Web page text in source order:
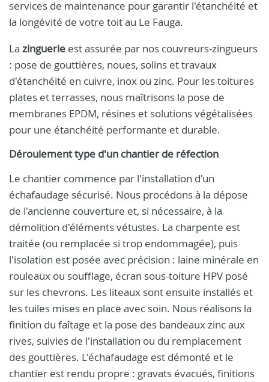
services de maintenance pour garantir l'étanchéité et
la longévité de votre toit au Le Fauga.
La zinguerie est assurée par nos couvreurs-zingueurs
: pose de gouttières, noues, solins et travaux
d'étanchéité en cuivre, inox ou zinc. Pour les toitures
plates et terrasses, nous maîtrisons la pose de
membranes EPDM, résines et solutions végétalisées
pour une étanchéité performante et durable.
Déroulement type d'un chantier de réfection
Le chantier commence par l'installation d'un
échafaudage sécurisé. Nous procédons à la dépose
de l'ancienne couverture et, si nécessaire, à la
démolition d'éléments vétustes. La charpente est
traitée (ou remplacée si trop endommagée), puis
l'isolation est posée avec précision : laine minérale en
rouleaux ou soufflage, écran sous-toiture HPV posé
sur les chevrons. Les liteaux sont ensuite installés et
les tuiles mises en place avec soin. Nous réalisons la
finition du faîtage et la pose des bandeaux zinc aux
rives, suivies de l'installation ou du remplacement
des gouttières. L'échafaudage est démonté et le
chantier est rendu propre : gravats évacués, finitions